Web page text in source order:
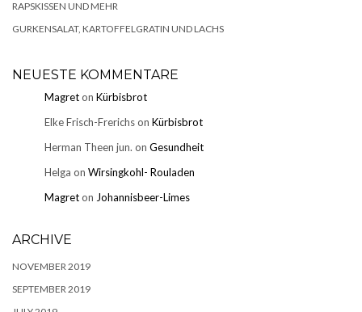
RAPSKISSEN UND MEHR
GURKENSALAT, KARTOFFELGRATIN UND LACHS
NEUESTE KOMMENTARE
Magreton Kürbisbrot
Elke Frisch-Frerichson Kürbisbrot
Herman Theen jun. on Gesundheit
Helga on Wirsingkohl- Rouladen
Magreton Johannisbeer-Limes
ARCHIVE
NOVEMBER 2019
SEPTEMBER 2019